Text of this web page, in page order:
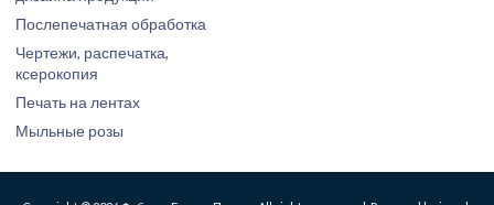
Послепечатная обработка
Чертежи, распечатка,
ксерокопия
Печать на лентах
Мыльные розы